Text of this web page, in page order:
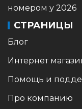
номером у 2026
СТРАНИЦЫ
Блог
Интернет
Помощь и
Про компанию